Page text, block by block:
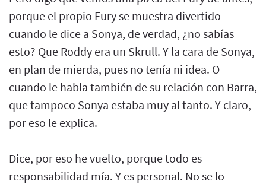
porque el propio Fury se muestra divertido
cuando le dice a Sonya, de verdad, ¿no sabías
esto? Que Roddy era un Skrull. Y la cara de Sonya,
en plan de mierda, pues no tenía ni idea. O
cuando le habla también de su relación con Barra,
que tampoco Sonya estaba muy al tanto. Y claro,
por eso le explica.
Dice, por eso he vuelto, porque todo es
responsabilidad mía. Y es personal. No se lo